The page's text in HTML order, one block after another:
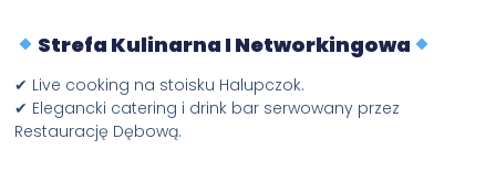
Strefa Kulinarna I Networkingowa
✔ Live cooking na stoisku Halupczok.
✔ Elegancki catering i drink bar serwowany przez
Restaurację Dębową.